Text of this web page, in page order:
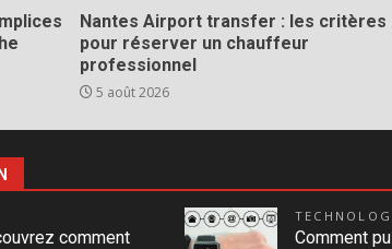
Nantes Airport transfer : les critères
pour réserver un chauffeur
professionnel
5 août 2026
comment
Comment